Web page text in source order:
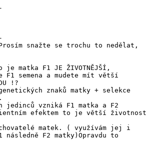
snažte se trochu to nedělat,
matka F1 JE ŽIVOTNĚJŠÍ,
F1 semena a mudete mít větší
!?
znaků matky + selekce
jedinců vzniká F1 matka a F2
efektem to je větší
matek. ( využívám jej i
F2 matky)Opravdu to